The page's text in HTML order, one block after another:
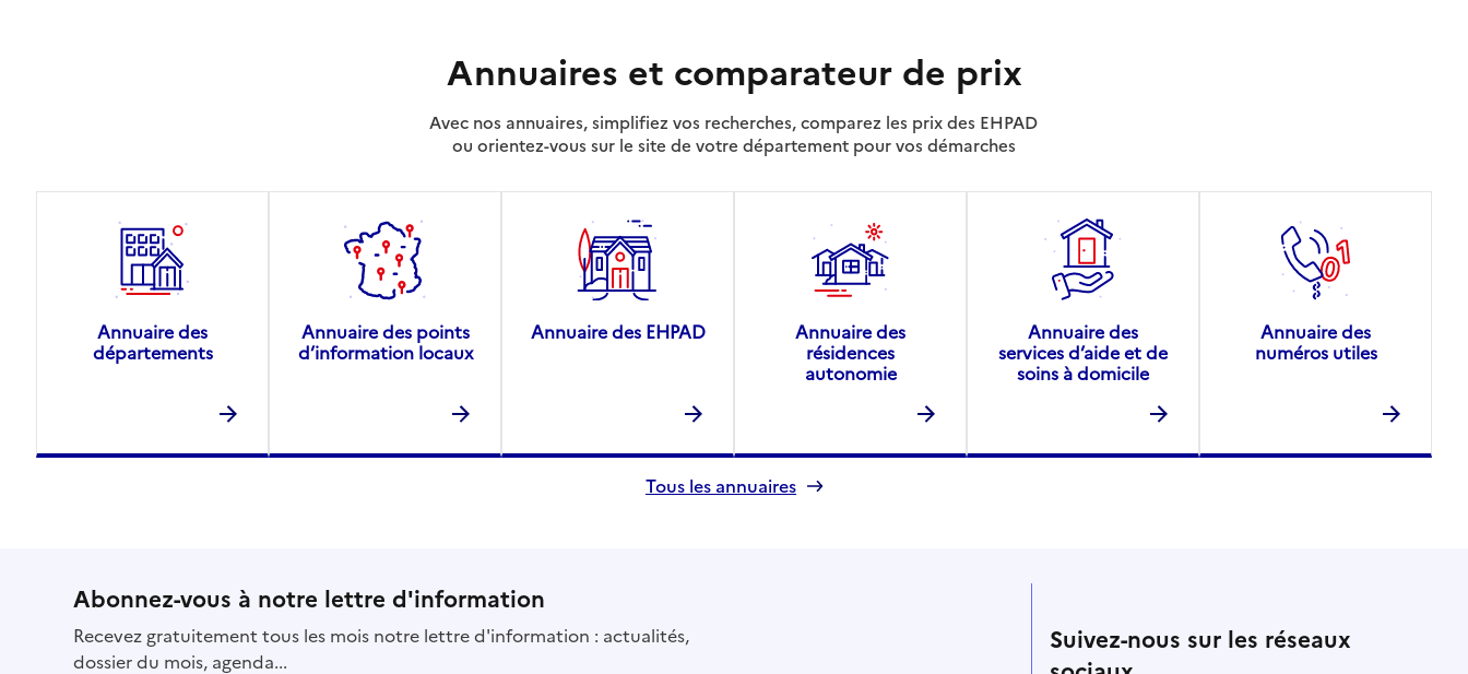
Annuaires et comparateur de prix
Avec nos annuaires, simplifiez vos recherches, comparez les prix des EHPAD
ou orientez-vous sur le site de votre département pour vos démarches
Annuaire des
départements
Annuaire des points
d’information locaux
Annuaire des EHPAD
Annuaire des
résidences
autonomie
Annuaire des
services d’aide et de
soins à domicile
Annuaire des
numéros utiles
Tous les annuaires
Abonnez-vous à notre lettre d'information
Recevez gratuitement tous les mois notre lettre d'information : actualités,
dossier du mois, agenda...
Suivez-nous sur les réseaux